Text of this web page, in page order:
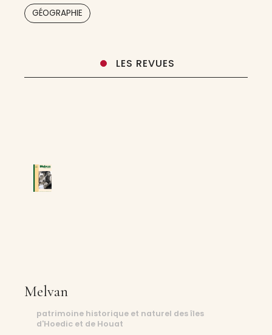
GÉOGRAPHIE
LES REVUES
Melvan
patrimoine historique et naturel des îles
d'Hoedic et de Houat